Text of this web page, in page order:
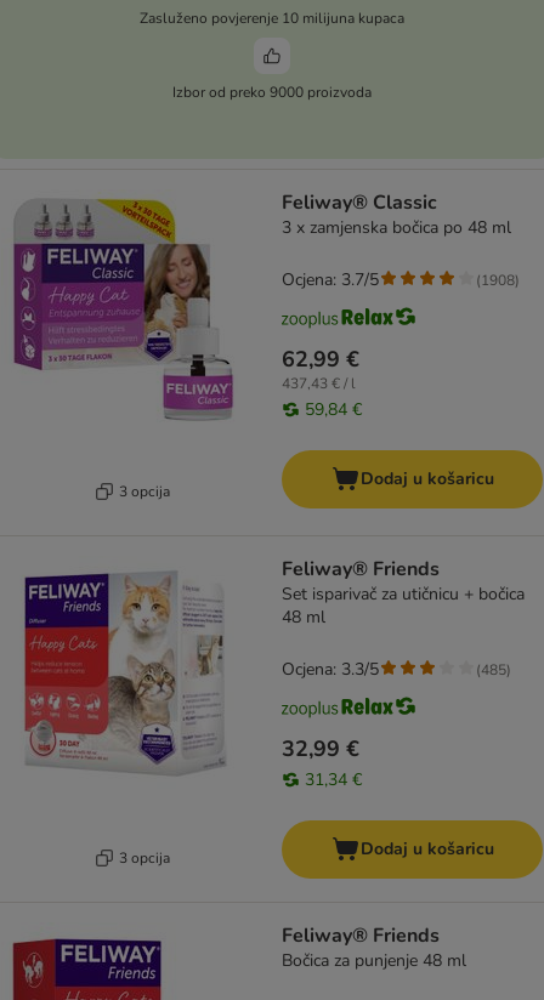
Zasluženo povjerenje 10 milijuna kupaca
Izbor od preko 9000 proizvoda
3 opcija
Feliway® Classic
3 x zamjenska bočica po 48 ml
62,99 €
437,43 € / l
59,84 €
Ocjena: 3.7/5 (1908)
Dodaj u košaricu
3 opcija
Feliway® Friends
Set isparivač za utičnicu + bočica
48 ml
32,99 €
31,34 €
Ocjena: 3.3/5 (485)
Dodaj u košaricu
Feliway® Friends
Bočica za punjenje 48 ml